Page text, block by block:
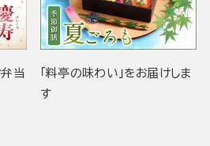
弁当
「料亭の味わい」をお届けしま
す